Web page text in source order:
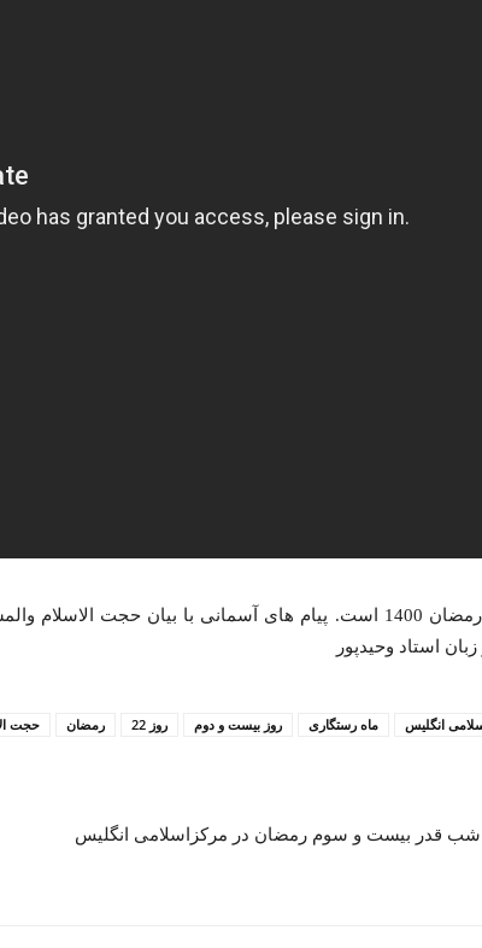
ماه رستگاری ویژه برنامه رمضان 1400 است. پیام های آسمانی
استاد وحیدپور
حجت رمضان روز 22 روز بیست و دوم ماه رستگاری انگلیس
قدر بیست و سوم رمضان در مرکزاسلامی انگلیس